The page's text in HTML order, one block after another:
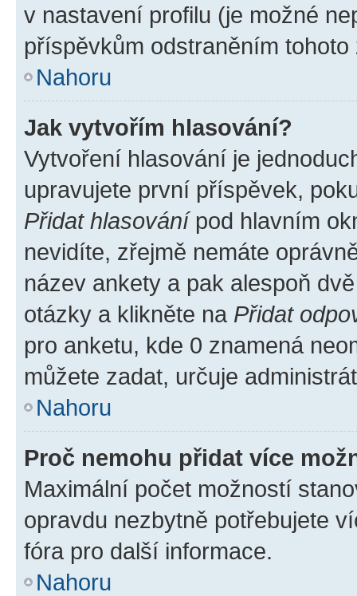
v nastavení profilu (je možné
příspěvkům odstraněním
Nahoru
Jak vytvořím hlasování?
Vytvoření hlasování je
upravujete první příspěvek,
Přidat hlasovánípod hlavním
nevidíte, zřejmě nemáte
název ankety a pak alespoň
otázky a klikněte na Přidat
pro anketu, kde 0 znamená
můžete zadat, určuje
Nahoru
Proč nemohu přidat více
Maximální počet možností
opravdu nezbytně potřebujete
fóra pro další informace.
Nahoru